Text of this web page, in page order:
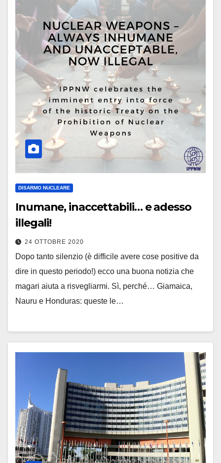
DISARMO NUCLEARE
Inumane, inaccettabili… e adesso
illegali!
24 OTTOBRE 2020
Dopo tanto silenzio (è difficile avere cose positive da
dire in questo periodo!) ecco una buona notizia che
magari aiuta a risvegliarmi. Sì, perché… Giamaica,
Nauru e Honduras: queste le…